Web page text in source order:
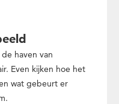
haven van
Even kijken hoe het
wat gebeurt er